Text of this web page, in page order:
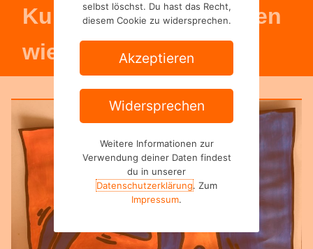
Kunst – Klasse 6: Malen
wie Keith Haring
selbst löschst. Du hast das Recht,
diesem Cookie zu widersprechen.
Akzeptieren
Widersprechen
Weitere Informationen zur
Verwendung deiner Daten findest
du in unserer
Datenschutzerklärung. Zum
Impressum.